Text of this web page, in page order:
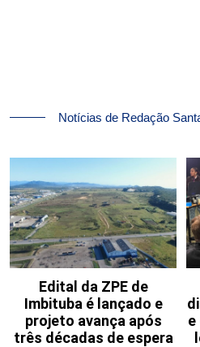
Notícias de Redação
Edital da ZPE de
Imbituba é lançado e
projeto avança após
três décadas de espera
e